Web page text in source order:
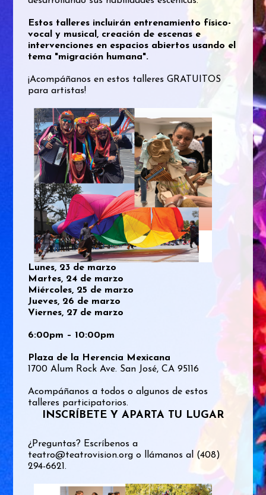
Estos talleres incluirán entrenamiento físico-
vocal y musical, creación de escenas e
intervenciones en espacios abiertos usando el
tema "migración humana".
¡Acompáñanos en estos talleres GRATUITOS
para artistas!
Lunes, 23 de marzo
Martes, 24 de marzo
Miércoles, 25 de marzo
Jueves, 26 de marzo
Viernes, 27 de marzo
6:00pm – 10:00pm
Plaza de la Herencia Mexicana
1700 Alum Rock Ave. San José, CA 95116
Acompáñanos a todos o algunos de estos
talleres participatorios.
INSCRÍBETE Y APARTA TU LUGAR
¿Preguntas? Escríbenos a
teatro@teatrovision.org o llámanos al (408)
294-6621.